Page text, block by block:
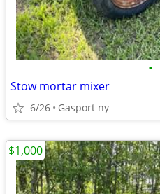
•
Stow mortar mixer
6/26 Gasport ny
$1,000